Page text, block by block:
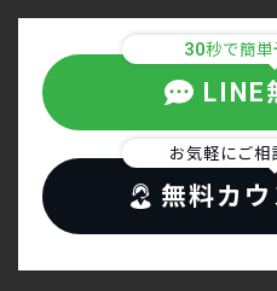
30秒で簡単
LINE
お気軽にご相
無料カ